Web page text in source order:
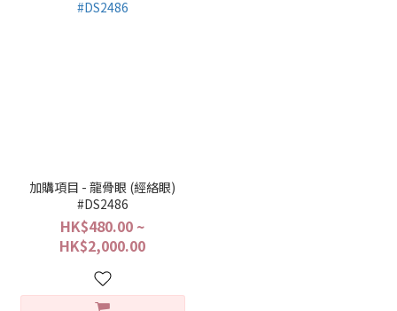
加購項目 - 龍骨眼 (經絡眼)
#DS2486
HK$480.00 ~
HK$2,000.00